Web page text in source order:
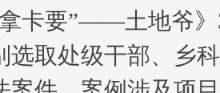
拿卡要”——土地爷
选取处级干部、乡